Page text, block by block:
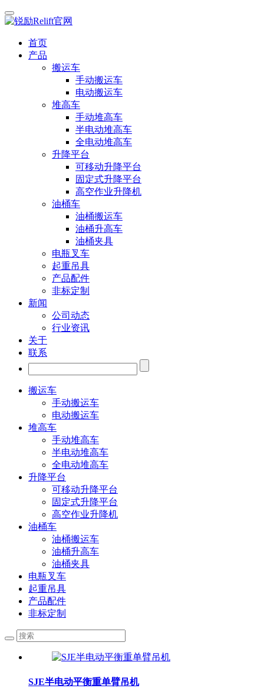
首页
产品
搬运车
手动搬运车
电动搬运车
堆高车
手动堆高车
半电动堆高车
全电动堆高车
升降平台
可移动升降平台
固定式升降平台
高空作业升降机
油桶车
油桶搬运车
油桶升高车
油桶夹具
电瓶叉车
起重吊具
产品配件
非标定制
新闻
公司动态
行业资讯
关于
联系
搬运车
手动搬运车
电动搬运车
堆高车
手动堆高车
半电动堆高车
全电动堆高车
升降平台
可移动升降平台
固定式升降平台
高空作业升降机
油桶车
油桶搬运车
油桶升高车
油桶夹具
电瓶叉车
起重吊具
产品配件
非标定制
SJE半电动平衡重单臂吊机